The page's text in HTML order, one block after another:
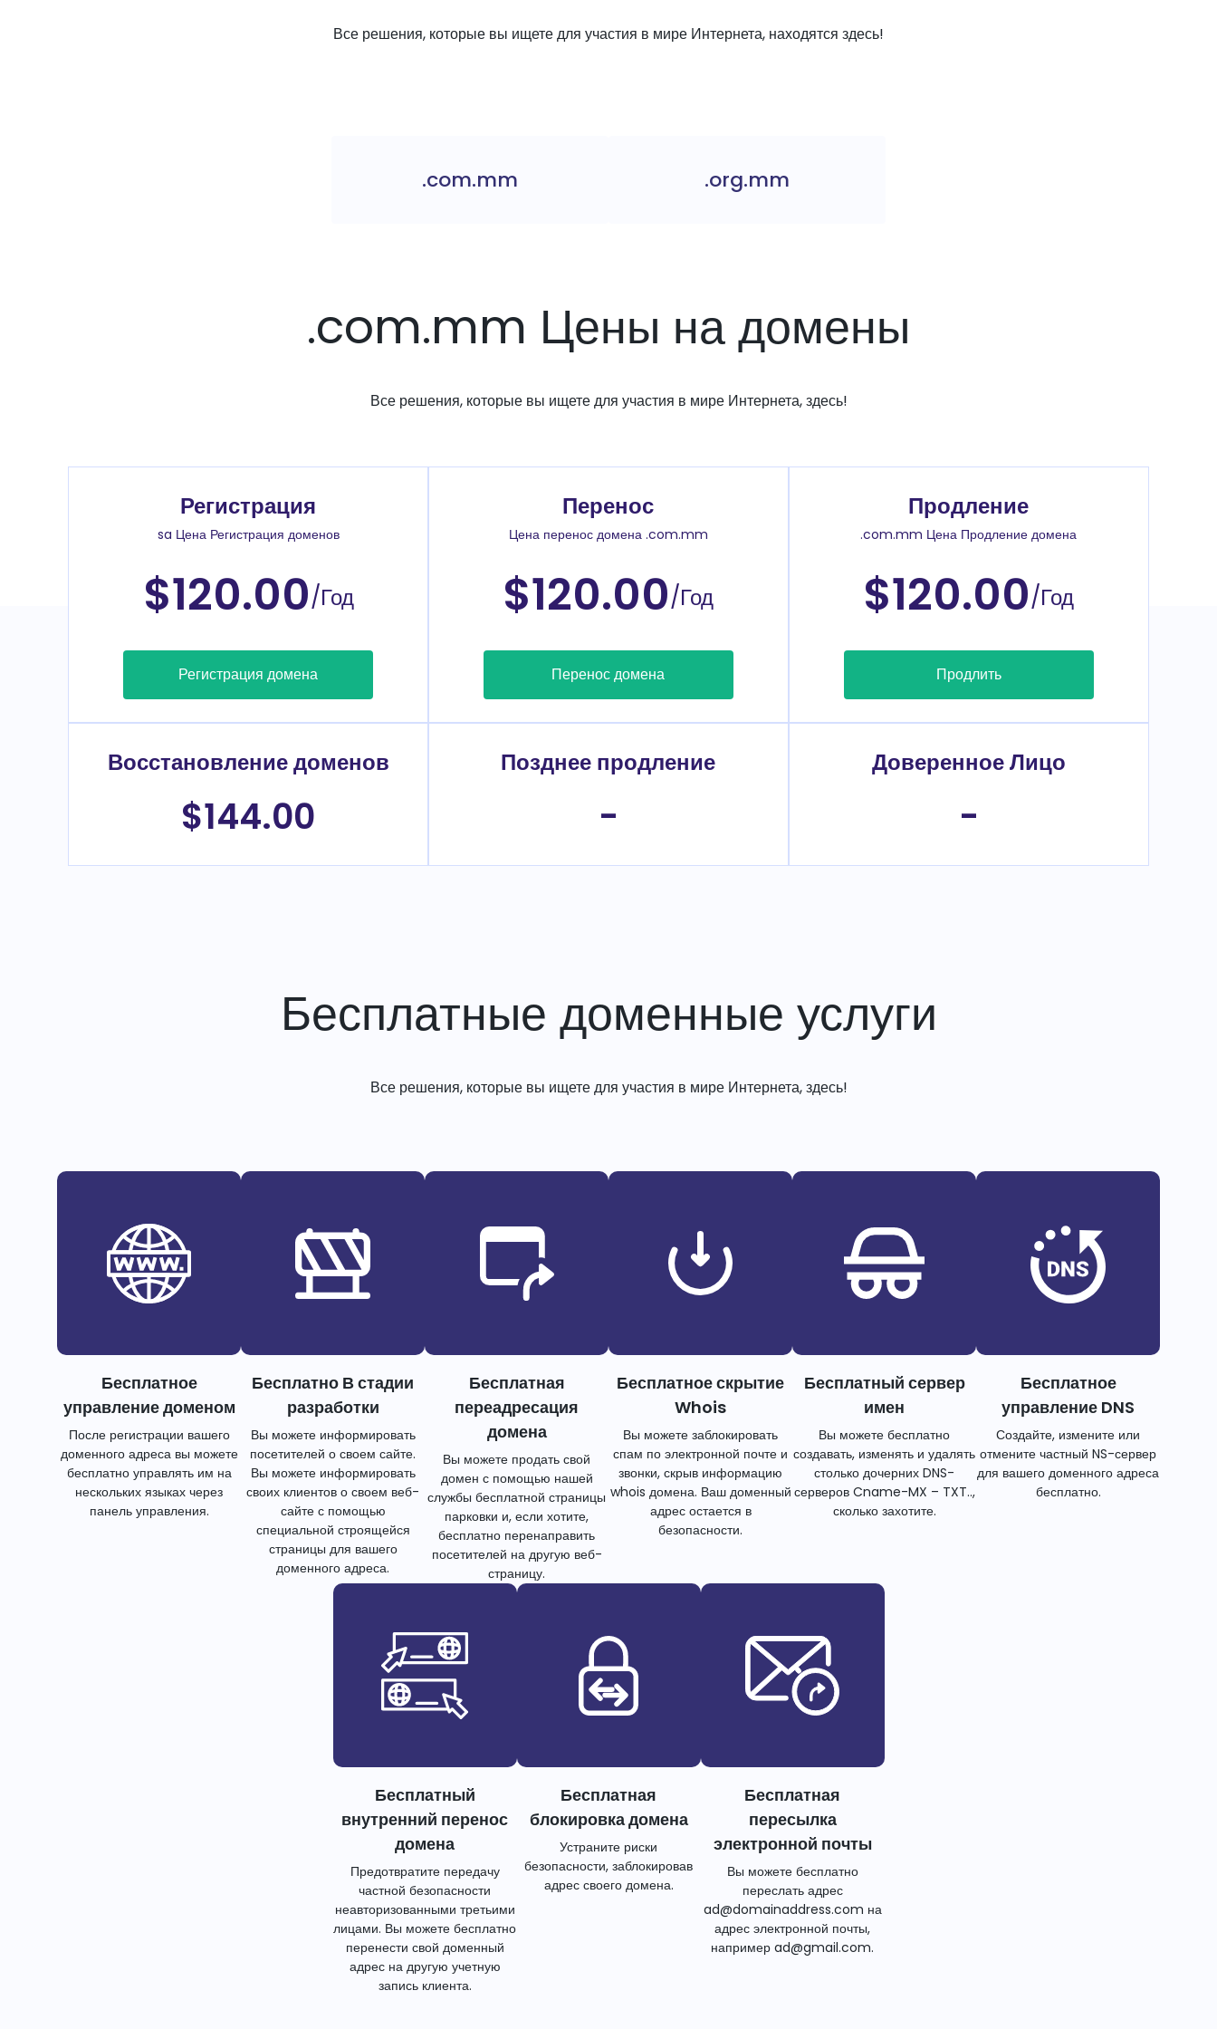
Все решения, которые вы ищете для участия в мире Интернета, находятся здесь!
.com.mm .org.mm
.com.mm Цены на домены
Все решения, которые вы ищете для участия в мире Интернета, здесь!
Регистрация
sa Цена Регистрация доменов
$120.00/Год
Регистрация домена
Перенос
Цена перенос домена .com.mm
$120.00/Год
Перенос домена
Продление
.com.mm Цена Продление домена
$120.00/Год
Продлить
Восстановление доменов
$144.00
Позднее продление
-
Доверенное Лицо
-
Бесплатные доменные услуги
Все решения, которые вы ищете для участия в мире Интернета, здесь!
Бесплатное
управление доменом
После регистрации вашего
доменного адреса вы можете
бесплатно управлять им на
нескольких языках через
панель управления.
Бесплатно В стадии
разработки
Вы можете информировать
посетителей о своем сайте.
Вы можете информировать
своих клиентов о своем веб-
сайте с помощью
специальной строящейся
страницы для вашего
доменного адреса.
Бесплатная
переадресация
домена
Вы можете продать свой
домен с помощью нашей
службы бесплатной страницы
парковки и, если хотите,
бесплатно перенаправить
посетителей на другую веб-
страницу.
Бесплатное скрытие
Whois
Вы можете заблокировать
спам по электронной почте и
звонки, скрыв информацию
whois домена. Ваш доменный
адрес остается в
безопасности.
Бесплатный сервер
имен
Вы можете бесплатно
создавать, изменять и удалять
столько дочерних DNS-
серверов Cname-MX – TXT..,
сколько захотите.
Бесплатное
управление DNS
Создайте, измените или
отмените частный NS-сервер
для вашего доменного адреса
бесплатно.
Бесплатный
внутренний перенос
домена
Предотвратите передачу
частной безопасности
неавторизованными третьими
лицами. Вы можете бесплатно
перенести свой доменный
адрес на другую учетную
запись клиента.
Бесплатная
блокировка домена
Устраните риски
безопасности, заблокировав
адрес своего домена.
Бесплатная
пересылка
электронной почты
Вы можете бесплатно
переслать адрес
ad@domainaddress.com на
адрес электронной почты,
например ad@gmail.com.